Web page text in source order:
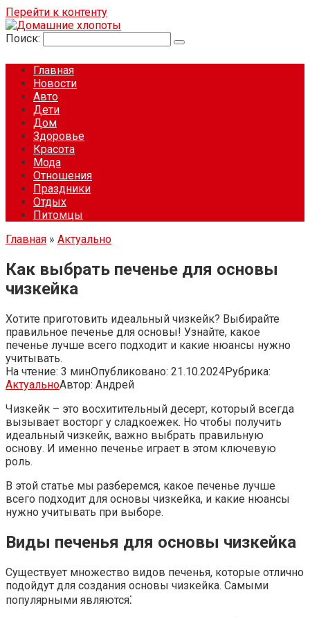
Перейти к контенту
Поиск:
Главная
Новости
Авто
Дети
Дом
Здоровье
Красота
Мода
Отношения
Праздники
Отдых
Питомцы
Главная » Актуально
Как выбрать печенье для основы
чизкейка
Хотите приготовить идеальный чизкейк? Выбирайте
правильное печенье для основы! Узнайте, какое
печенье лучше всего подходит и какие нюансы нужно
учитывать.
На чтение: 3 минОпубликовано: 21.10.2024Рубрика:
АктуальноАвтор: Андрей
Чизкейк – это восхитительный десерт, который всегда
вызывает восторг у сладкоежек. Но чтобы получить
идеальный чизкейк, важно выбрать правильную
основу. И именно печенье играет в этом ключевую
роль.
В этой статье мы разберемся, какое печенье лучше
всего подходит для основы чизкейка, и какие нюансы
нужно учитывать при выборе.
Виды печенья для основы чизкейка
Существует множество видов печенья, которые отлично
подойдут для создания основы чизкейка. Самыми
популярными являются⁚